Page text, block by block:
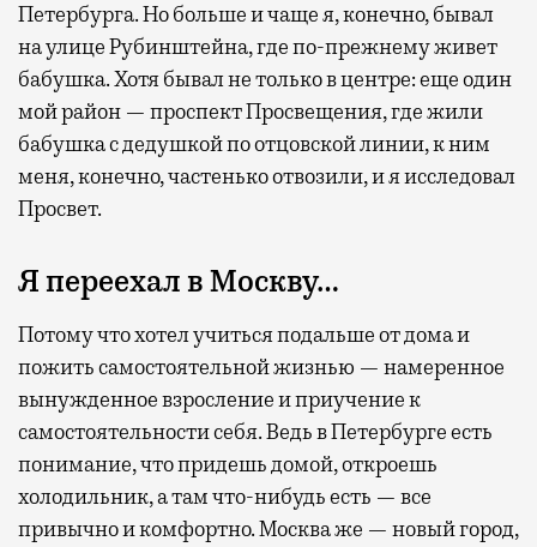
Петербурга. Но больше и чаще я, конечно, бывал
на улице Рубинштейна, где по-прежнему живет
бабушка. Хотя бывал не только в центре: еще один
мой район — проспект Просвещения, где жили
бабушка с дедушкой по отцовской линии, к ним
меня, конечно, частенько отвозили, и я исследовал
Просвет.
Я переехал в Москву…
Потому что хотел учиться подальше от дома и
пожить самостоятельной жизнью — намеренное
вынужденное взросление и приучение к
самостоятельности себя. Ведь в Петербурге есть
понимание, что придешь домой, откроешь
холодильник, а там что-нибудь есть — все
привычно и комфортно. Москва же — новый город,